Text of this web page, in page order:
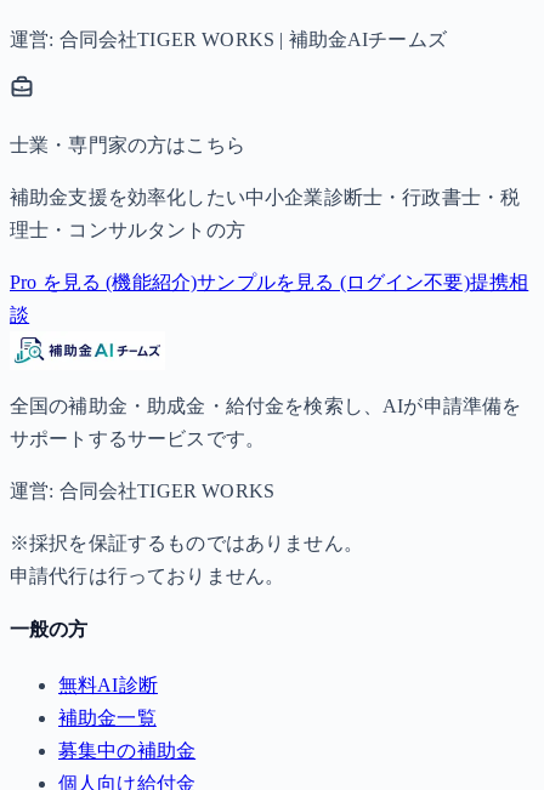
運営: 合同会社TIGER WORKS | 補助金AIチームズ
士業・専門家の方はこちら
補助金支援を効率化したい中小企業診断士・行政書士・税
理士・コンサルタントの方
Pro を見る (機能紹介)サンプルを見る (ログイン不要)提携相
談
全国の補助金・助成金・給付金を検索し、AIが申請準備を
サポートするサービスです。
運営: 合同会社TIGER WORKS
※採択を保証するものではありません。
申請代行は行っておりません。
一般の方
無料AI診断
補助金一覧
募集中の補助金
個人向け給付金